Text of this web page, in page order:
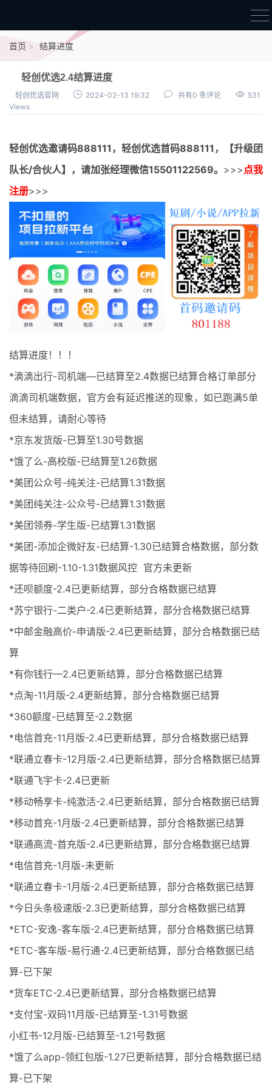
结算进度
团队长扶持
充场项目报价
无人直播
电商入门
最新通知
项目介绍
首页 结算进度
轻创优选2.4结算进度
轻创优选官网 2024-02-13 19:32 共有0 条评论
531
Views
轻创优选邀请码888111， 轻创优选首码888111，【升级团
队长/合伙人】，请加张经理微信15501122569。 >>>点我
注册>>>
结算进度！！！
*滴滴出行-司机端—已结算至2.4数据已结算合格订单部分
滴滴司机端数据，官方会有延迟推送的现象，如已跑满5单
但未结算，请耐心等待
*京东发货版-已算至1.30号数据
*饿了么-高校版-已结算至1.26数据
*美团公众号-纯关注-已结算1.31数据
*美团纯关注-公众号-已结算1.31数据
*美团领券-学生版-已结算1.31数据
*美团-添加企微好友-已结算-1.30已结算合格数据，部分数
据等待回刷-1.10-1.31数据风控 官方未更新
*还呗额度-2.4已更新结算，部分合格数据已结算
*苏宁银行-二类户-2.4已更新结算，部分合格数据已结算
*中邮金融高价-申请版-2.4已更新结算，部分合格数据已结
算
*有你钱行—2.4已更新结算，部分合格数据已结算
*点淘-11月版-2.4更新结算，部分合格数据已结算
*360额度-已结算至-2.2数据
*电信首充-11月版-2.4已更新结算，部分合格数据已结算
*联通立春卡-12月版-2.4已更新结算，部分合格数据已结算
*联通飞宇卡-2.4已更新
*移动畅享卡-纯激活-2.4已更新结算，部分合格数据已结算
*移动首充-1月版-2.4已更新结算，部分合格数据已结算
*联通高流-首充版-2.4已更新结算，部分合格数据已结算
*电信首充-1月版-未更新
*联通立春卡-1月版-2.4已更新结算，部分合格数据已结算
*今日头条极速版-2.3已更新结算，部分合格数据已结算
*ETC-安逸-客车版-2.4已更新结算，部分合格数据已结算
*ETC-客车版-易行通-2.4已更新结算，部分合格数据已结
算-已下架
*货车ETC-2.4已更新结算，部分合格数据已结算
*支付宝-双码11月版-已结算至-1.31号数据
小红书-12月版-已结算至-1.21号数据
*饿了么app-领红包版-1.27已更新结算，部分合格数据已结
算-已下架